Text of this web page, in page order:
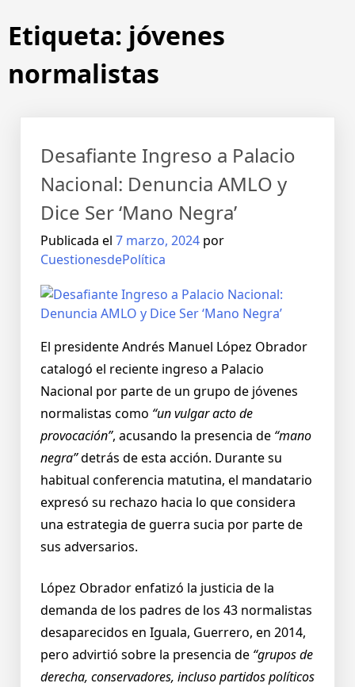
Saltar
Etiqueta: jóvenes
normalistas
Desafiante Ingreso a Palacio
Nacional: Denuncia AMLO y
Dice Ser ‘Mano Negra’
Publicada el 7 marzo, 2024 por
CuestionesdePolítica
El presidente Andrés Manuel López Obrador
catalogó el reciente ingreso a Palacio
Nacional por parte de un grupo de jóvenes
normalistas como “un vulgar acto de
provocación”, acusando la presencia de “mano
negra”detrás de esta acción. Durante su
habitual conferencia matutina, el mandatario
expresó su rechazo hacia lo que considera
una estrategia de guerra sucia por parte de
sus adversarios.
López Obrador enfatizó la justicia de la
demanda de los padres de los 43 normalistas
desaparecidos en Iguala, Guerrero, en 2014,
pero advirtió sobre la presencia de “grupos de
derecha, conservadores, incluso partidos políticos